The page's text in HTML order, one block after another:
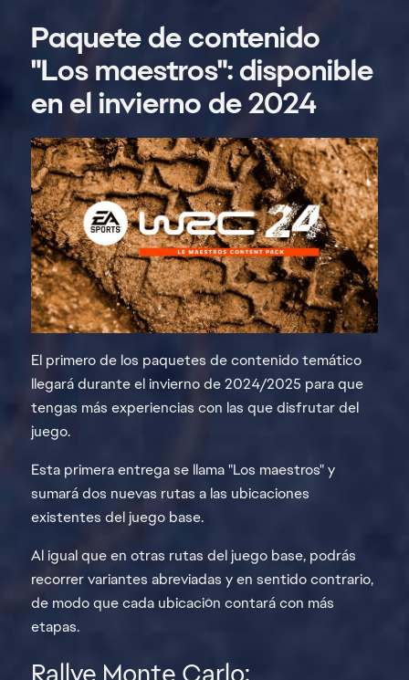
Paquete de contenido
"Los maestros": disponible
en el invierno de 2024
El primero de los paquetes de contenido temático
llegará durante el invierno de 2024/2025 para que
tengas más experiencias con las que disfrutar del
juego.
Esta primera entrega se llama "Los maestros" y
sumará dos nuevas rutas a las ubicaciones
existentes del juego base.
Al igual que en otras rutas del juego base, podrás
recorrer variantes abreviadas y en sentido contrario,
de modo que cada ubicación contará con más
etapas.
Rallye Monte Carlo: